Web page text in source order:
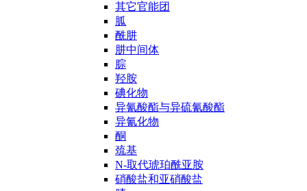
其它官能团
胍
酰肼
肼中间体
腙
羟胺
碘化物
异氰酸酯与异硫氰酸酯
异氰化物
酮
巯基
N-取代琥珀酰亚胺
硝酸盐和亚硝酸盐